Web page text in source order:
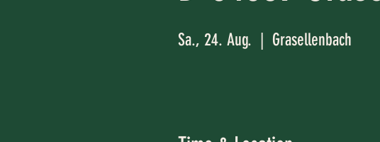
Sa., 24. Aug. Grasellenbach